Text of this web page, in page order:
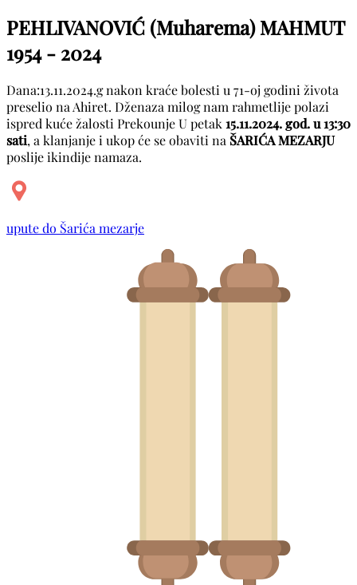
PEHLIVANOVIĆ (Muharema) MAHMUT
1954 - 2024
Dana:13.11.2024.g nakon kraće bolesti u 71-oj godini života
preselio na Ahiret. Dženaza milog nam rahmetlije polazi
ispred kuće žalosti Prekounje U petak 15.11.2024. god. u 13:30
sati, a klanjanje i ukop će se obaviti na ŠARIĆA MEZARJU
poslije ikindije namaza.
upute do Šarića mezarje